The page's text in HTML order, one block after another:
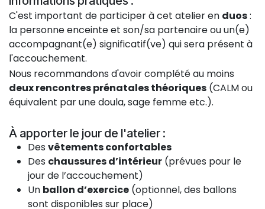
C'est important de participer à cet atelier en duos:
la personne enceinte et son/sa partenaire ou un(e)
accompagnant(e) significatif(ve) qui sera présent à
l'accouchement.
Nous recommandons d'avoir complété au moins
deux rencontres prénatales théoriques (CALM ou
équivalent par une doula, sage femme etc.).
À apporter le jour de l'atelier :
Des vêtements confortables
Des chaussures d’intérieur (prévues pour le
jour de l’accouchement)
Un ballon d’exercice (optionnel, des ballons
sont disponibles sur place)